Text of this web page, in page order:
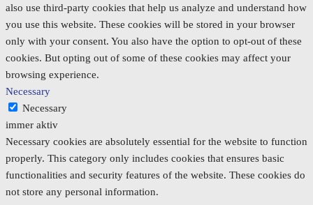
also use third-party cookies that help us analyze and understand how
you use this website. These cookies will be stored in your browser
only with your consent. You also have the option to opt-out of these
cookies. But opting out of some of these cookies may affect your
browsing experience.
Necessary
Necessary
immer aktiv
Necessary cookies are absolutely essential for the website to function
properly. This category only includes cookies that ensures basic
functionalities and security features of the website. These cookies do
not store any personal information.